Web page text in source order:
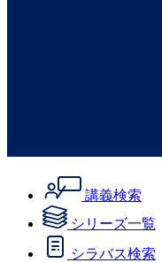
講義検索
シリーズ一覧
シラバス検索